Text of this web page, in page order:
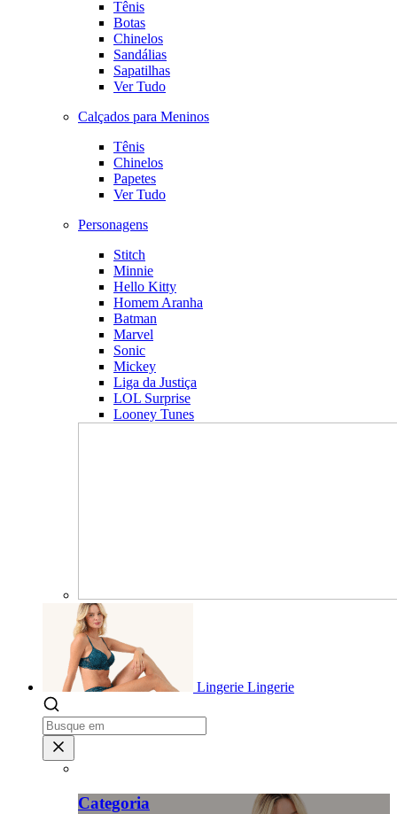
Tênis
Botas
Chinelos
Sandálias
Sapatilhas
Ver Tudo
Calçados para Meninos
Tênis
Chinelos
Papetes
Ver Tudo
Personagens
Stitch
Minnie
Hello Kitty
Homem Aranha
Batman
Marvel
Sonic
Mickey
Liga da Justiça
LOL Surprise
Looney Tunes
Lingerie Lingerie
Categoria